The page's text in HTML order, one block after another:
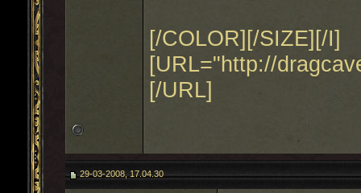
[/COLOR][/SIZE][/I]
[URL="http://
[/URL]
29-03-2008, 17.04.30